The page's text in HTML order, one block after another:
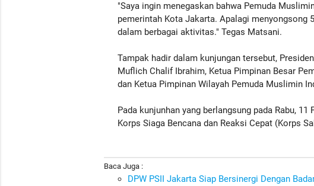
"Saya ingin menegaskan bahwa Pemuda
pemerintah Kota Jakarta. Apalagi menyongsong
dalam berbagai aktivitas." Tegas Matsani.
Tampak hadir dalam kunjungan tersebut,
Muflich Chalif Ibrahim, Ketua Pimpinan Besar
dan Ketua Pimpinan Wilayah Pemuda Muslimin
Pada kunjunhan yang berlangsung pada Rabu,
Korps Siaga Bencana dan Reaksi Cepat (Korps
Baca Juga :
DPW PSII Jakarta Siap Bersinergi Dengan